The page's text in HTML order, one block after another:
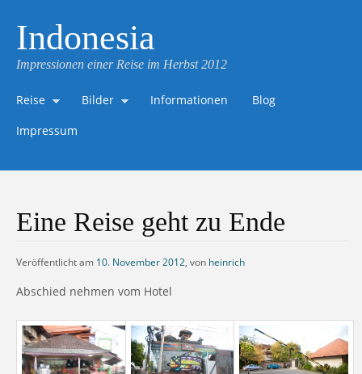
Indonesia
Impressionen einer Reise im Herbst 2012
Reise Bilder Informationen
Blog
Impressum
Eine Reise geht zu Ende
Veröffentlicht am 10. November 2012, von heinrich
Abschied nehmen vom Hotel